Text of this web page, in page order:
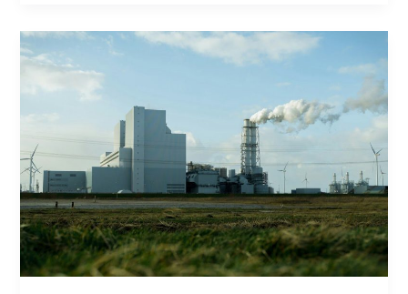
Biaya
Penyusunan
UPL:
Faktor
Penentu,
Regulasi,
dan
Cara
Mengoptimalkan